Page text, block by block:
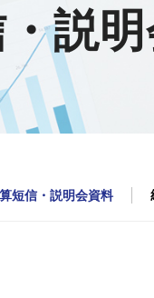
説
短信・説明会資料